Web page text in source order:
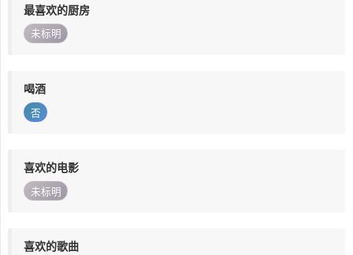
最喜欢的厨房
未标明
喝酒
否
喜欢的电影
未标明
喜欢的歌曲